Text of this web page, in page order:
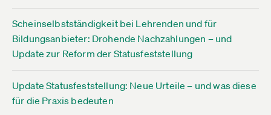
Scheinselbstständigkeit bei Lehrenden und für
Bildungsanbieter: Drohende Nachzahlungen – und
Update zur Reform der Statusfeststellung
Update Statusfeststellung: Neue Urteile – und was diese
für die Praxis bedeuten